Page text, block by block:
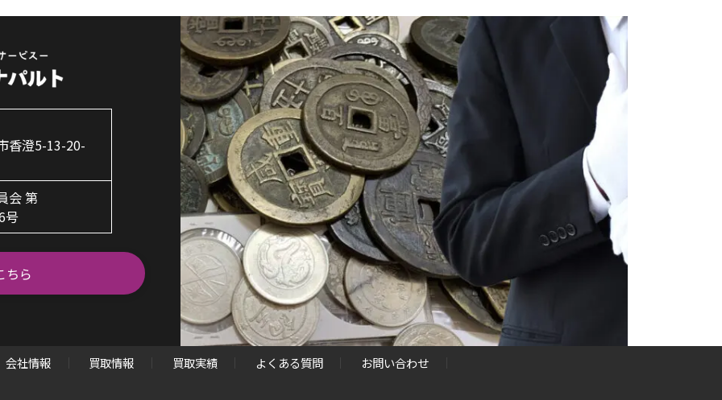
香澄5-13-20-
会 第
号
ちら
会社情報 買取情報 買取実績 よくある質問 お問い合わせ